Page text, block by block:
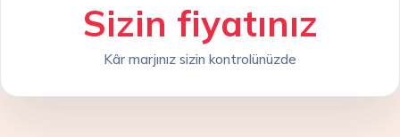
Sizin fiyatınız
Kâr marjınız sizin kontrolünüzde